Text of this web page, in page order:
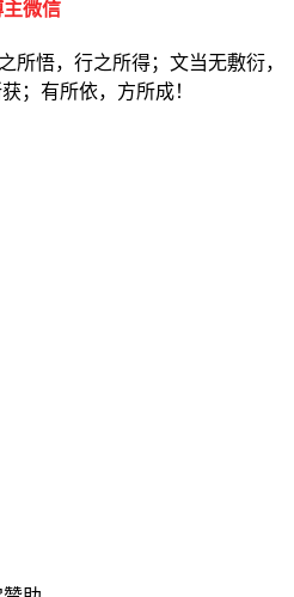
微信
所悟，行之所得；文当无敷衍，
；有所依，方所成！